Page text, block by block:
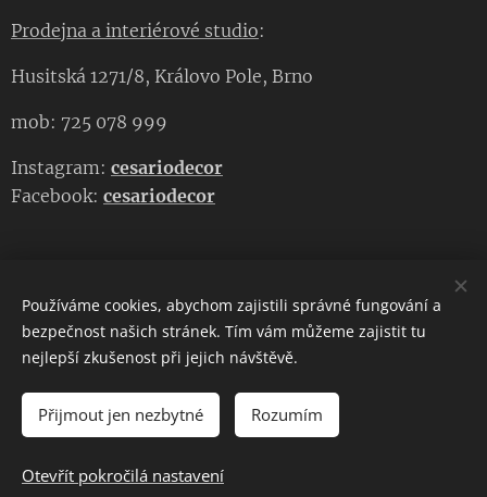
DO KOŠÍKU
Prodejna a interiérové studio:
Husitská 1271/8, Královo Pole, Brno
mob: 725 078 999
Instagram: cesariodecor
Facebook: cesariodecor
CESARIO DECOR
Copyright 2023CESARIO DECOR. Všechna práva vyhrazena.
Cookies
Používáme cookies, abychom zajistili správné fungování a
bezpečnost našich stránek. Tím vám můžeme zajistit tu
nejlepší zkušenost při jejich návštěvě.
Přijmout jen nezbytné Rozumím
Otevřít pokročilá nastavení